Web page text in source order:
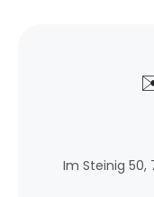
Im Steinig 50,